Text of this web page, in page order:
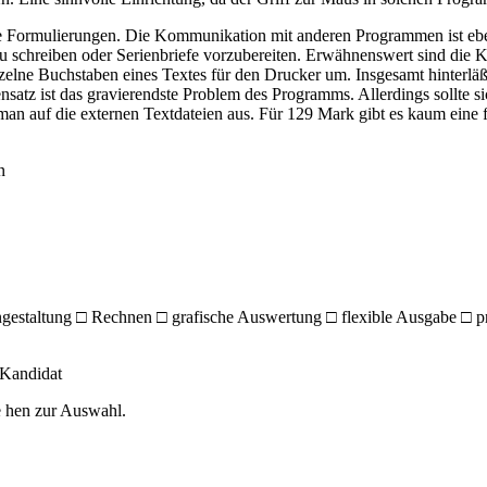
Die Kommunikation mit anderen Programmen ist
schreiben oder Serienbriefe vorzubereiten. Erwähnenswert sind
Buchstaben eines Textes für den Drucker um. Insgesamt
ist das gravierendste Problem des Programms. Allerdings sollte
auf die externen Textdateien aus. Für 129 Mark gibt es kaum
□ Rechnen □ grafische Auswertung □ flexible Ausgabe □
hen zur Auswahl.